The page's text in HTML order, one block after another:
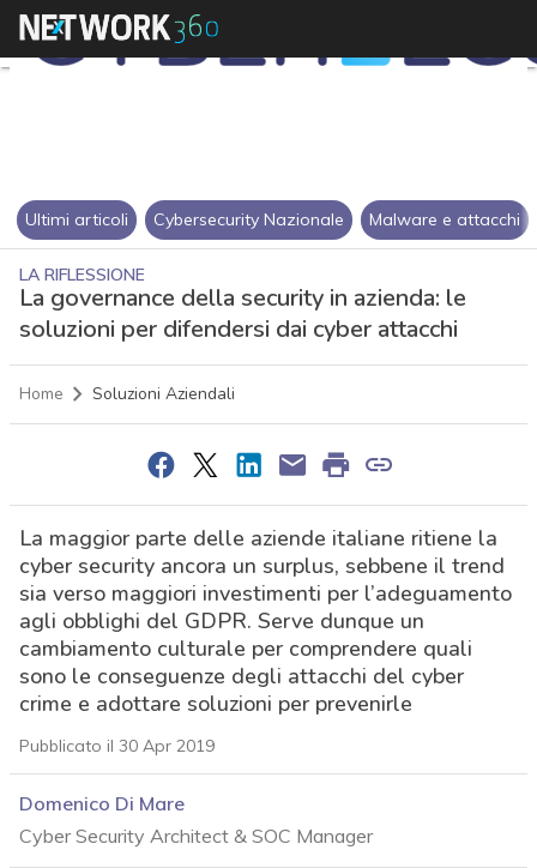
Ultimi articoli Cybersecurity Nazionale Malware e attacchi
LA RIFLESSIONE
La governance della security in azienda: le
soluzioni per difendersi dai cyber attacchi
Home Soluzioni Aziendali
La maggior parte delle aziende italiane ritiene la
cyber security ancora un surplus, sebbene il trend
sia verso maggiori investimenti per l’adeguamento
agli obblighi del GDPR. Serve dunque un
cambiamento culturale per comprendere quali
sono le conseguenze degli attacchi del cyber
crime e adottare soluzioni per prevenirle
Pubblicato il 30 Apr 2019
Domenico Di Mare
Cyber Security Architect & SOC Manager